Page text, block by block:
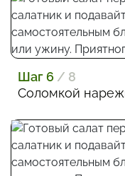
Шаг 6 / 8
Соломкой